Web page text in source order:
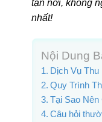
tận nơi, không
nhất!
Nội Dung
Dịch Vụ
Quy Trình
Tại Sao
Câu hỏi